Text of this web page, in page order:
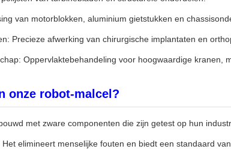
van motorblokken, aluminium gietstukken en
Precieze afwerking van chirurgische implantaten en
Oppervlaktebehandeling voor hoogwaardige kranen,
onze robot-malcel?
met zware componenten die zijn getest op hun
Het elimineert menselijke fouten en biedt een standaard